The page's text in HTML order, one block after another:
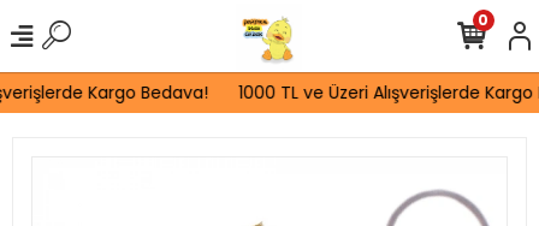
Kargo Bedava! 1000 TL ve Üzeri Alışverişlerde Kargo
0